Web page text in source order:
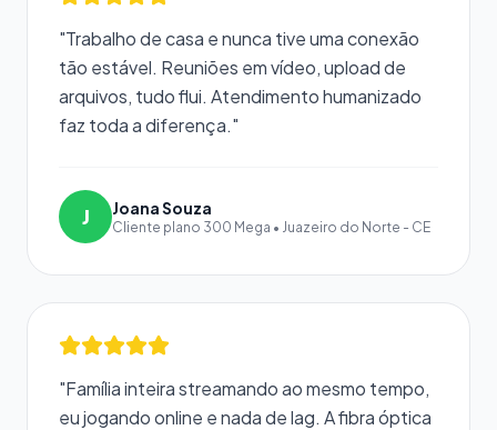
"Trabalho de casa e nunca tive uma conexão
tão estável. Reuniões em vídeo, upload de
arquivos, tudo flui. Atendimento humanizado
faz toda a diferença."
J Joana Souza
Cliente plano 300 Mega • Juazeiro do Norte - CE
"Família inteira streamando ao mesmo tempo,
eu jogando online e nada de lag. A fibra óptica